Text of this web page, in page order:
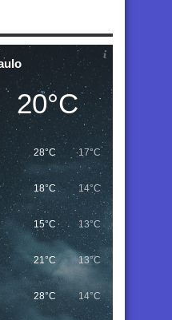
20°C
28°C 17°C
18°C 14°C
15°C 13°C
21°C 13°C
28°C 14°C